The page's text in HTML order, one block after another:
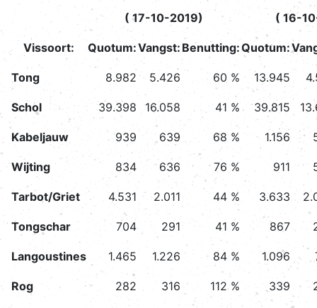
( 17-10-2019) ( 16-
Vissoort: Quotum:Vangst: Benutting:Quotum:
Tong 8.982 5.426 60 % 13.945
Schol 39.398 16.058 41 % 39.815
Kabeljauw 939 639 68 % 1.156
Wijting 834 636 76 % 911
Tarbot/Griet 4.531 2.011 44 % 3.633
Tongschar 704 291 41 % 867
Langoustines 1.465 1.226 84 % 1.096
Rog 282 316 112 % 339